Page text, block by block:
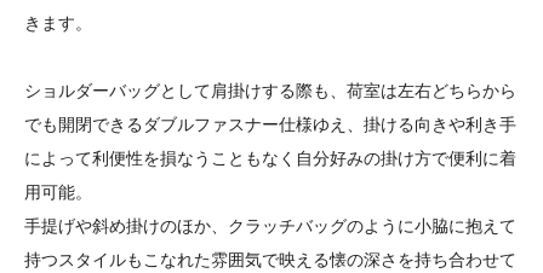
きます。
ショルダーバッグとして肩掛けする際も、荷室は左右どちらから
でも開閉できるダブルファスナー仕様ゆえ、掛ける向きや利き手
によって利便性を損なうこともなく自分好みの掛け方で便利に着
用可能。
手提げや斜め掛けのほか、クラッチバッグのように小脇に抱えて
持つスタイルもこなれた雰囲気で映える懐の深さを持ち合わせて